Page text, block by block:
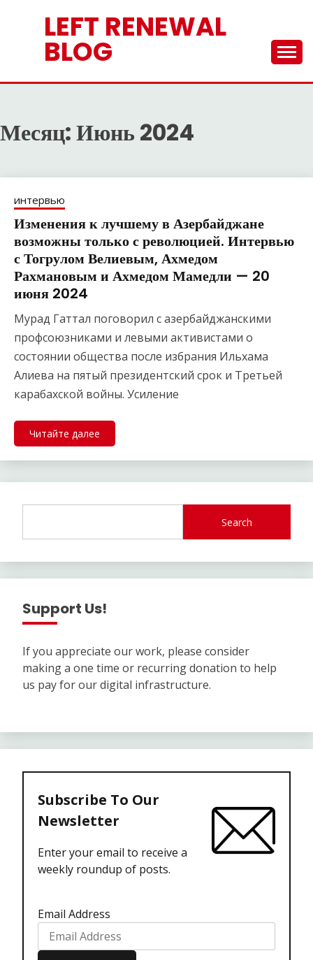
содержимомуLEFT RENEWAL
BLOG
Месяц:Июнь 2024
интервью
Изменения к лучшему в Азербайджане
возможны только с революцией. Интервью
с Тогрулом Велиевым, Ахмедом
Рахмановым и Ахмедом Мамедли — 20
июня 2024
Мурад Гаттал поговорил с азербайджанскими
профсоюзниками и левыми активистами о
состоянии общества после избрания Ильхама
Алиева на пятый президентский срок и Третьей
карабахской войны. Усиление
Читайте далее
Search
Support Us!
If you appreciate our work, please consider
making a one time or recurring donation to help
us pay for our digital infrastructure.
Subscribe To Our
Newsletter
Enter your email to receive a
weekly roundup of posts.
Email Address